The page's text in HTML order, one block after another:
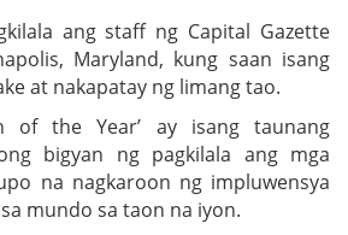
ang staff ng Capital Gazette
Maryland, kung saan isang
at nakapatay ng limang tao.
of the Year’ ay isang taunang
bigyan ng pagkilala ang mga
na nagkaroon ng impluwensya
mundo sa taon na iyon.